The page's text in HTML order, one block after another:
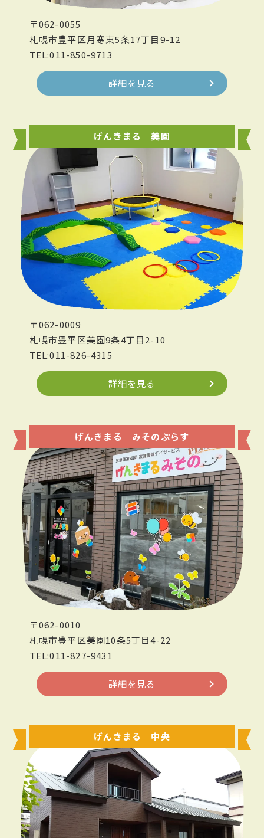
〒062-0055
札幌市豊平区月寒東5条17丁目9-12
TEL:011-850-9713
詳細を見る
げんきまる 美園
〒062-0009
札幌市豊平区美園9条4丁目2-10
TEL:011-826-4315
詳細を見る
げんきまる みそのぷらす
〒062-0010
札幌市豊平区美園10条5丁目4-22
TEL:011-827-9431
詳細を見る
げんきまる 中央